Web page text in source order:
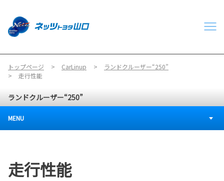
トップページ CarLinup
ランドクルーザー“250”
走行性能
ランドクルーザー“250”
MENU
走行性能